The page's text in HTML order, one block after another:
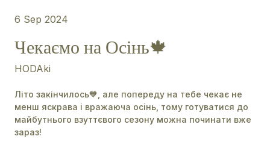
6 Sep 2024
Чекаємо на Осінь🍁
HODAki
Літо закінчилось🧡, але попереду на тебе чекає не
менш яскрава і вражаюча осінь, тому готуватися до
майбутнього взуттєвого сезону можна починати вже
зараз!